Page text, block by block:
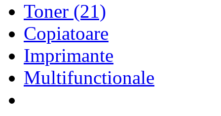
Toner (21)
Copiatoare
Imprimante
Multifunctionale